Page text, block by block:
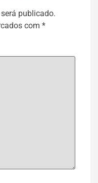
publicado.
com *